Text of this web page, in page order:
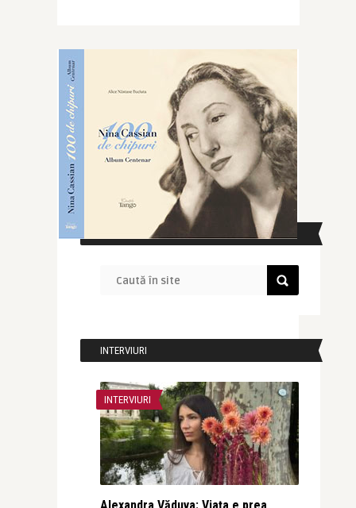
CAUTĂ ÎN SITE
INTERVIURI
INTERVIURI